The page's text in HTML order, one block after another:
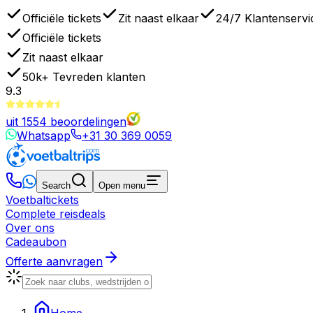
Officiële tickets Zit naast elkaar
24/7
Officiële tickets
Zit naast elkaar
50k+ Tevreden klanten
9.3
uit 1554 beoordelingen
Whatsapp
+31 30 369 0059
Search Open menu
Voetbaltickets
Complete reisdeals
Over ons
Cadeaubon
Offerte aanvragen